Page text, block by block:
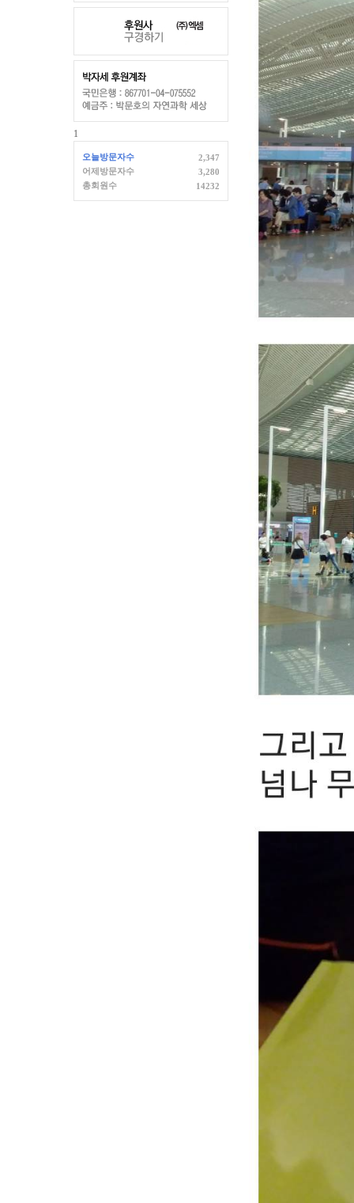
1
오늘방문자수
2,347
어제방문자수
3,280
총회원수
14232